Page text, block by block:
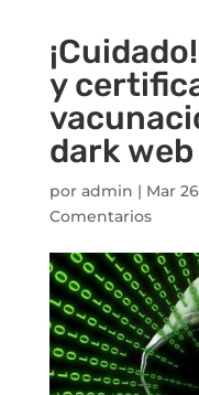
y
dark web
por admin | Mar
Comentarios